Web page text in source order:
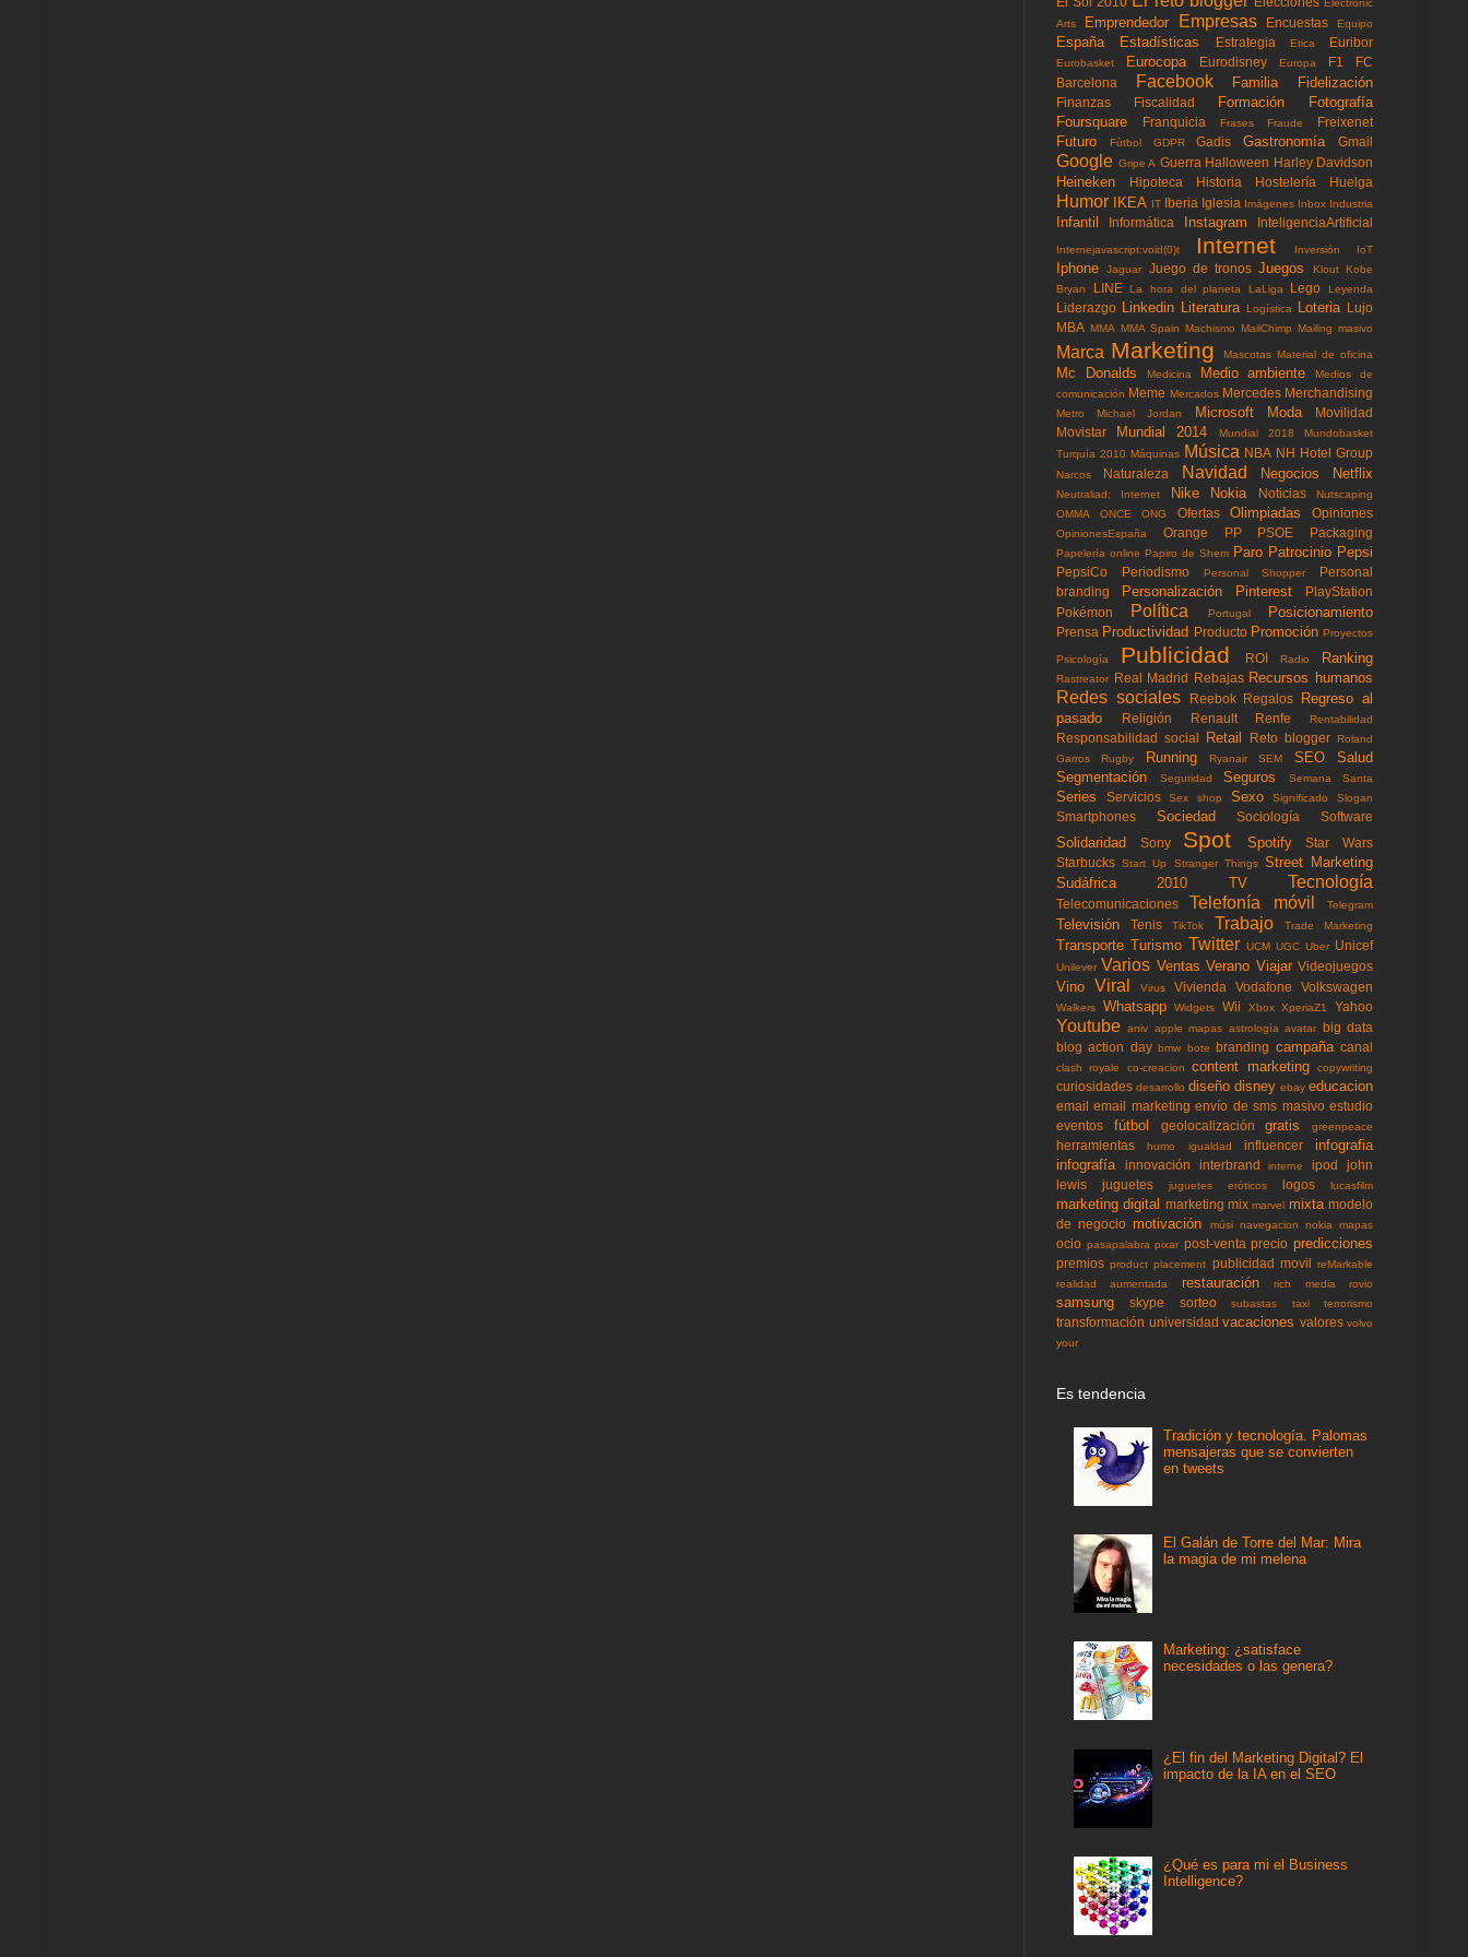
Electronic
Arts
Emprendedor Empresas Encuestas Equipo
España Estadísticas Estrategia Etica Euribor
Eurobasket Eurocopa Eurodisney Europa F1
FC
Barcelona
Facebook Familia Fidelización
Finanzas Fiscalidad Formación
Fotografía
Foursquare
Franquicia Frases Fraude Freixenet
Futuro Fùtbol GDPR Gadis Gastronomía Gmail
Google Gripe A Guerra Halloween Harley Davidson
Heineken Hipoteca Historia Hostelería Huelga
Humor IKEA IT Iberia Iglesia Imágenes Inbox Industria
Infantil Informática Instagram InteligenciaArtificial
Internejavascript:void(0)t Internet Inversión IoT
Iphone Jaguar Juego de tronos Juegos Klout Kobe
Bryan
LINE La hora del planeta LaLiga Lego Leyenda
Liderazgo Linkedin Literatura Logística Loteria Lujo
MBA MMA MMA Spain Machismo MailChimp Mailing masivo
Marca Marketing Mascotas Material de oficina
Mc Donalds Medicina Medio ambiente
Medios de
comunicación Meme Mercados Mercedes Merchandising
Metro Michael Jordan Microsoft Moda
Movilidad
Movistar
Mundial 2014 Mundial 2018
Mundobasket
Turquía 2010 Máquinas Música NBA NH Hotel Group
Narcos Naturaleza Navidad Negocios Netflix
Neutraliad; Internet Nike Nokia Noticias
Nutscaping
OMMA
ONCE ONG Ofertas Olimpiadas Opiniones
OpinionesEspaña Orange PP PSOE Packaging
Papelería online Papiro de Shem Paro Patrocinio Pepsi
PepsiCo Periodismo Personal Shopper
Personal
branding
Personalización Pinterest
PlayStation
Pokémon
Política Portugal Posicionamiento
Prensa Productividad Producto Promoción Proyectos
Psicología Publicidad ROI Radio Ranking
Rastreator Real Madrid Rebajas Recursos humanos
Redes sociales Reebok Regalos
Regreso al
pasado
Religión Renault Renfe Rentabilidad
Responsabilidad social Retail Reto blogger Roland
Garros
Rugby Running Ryanair SEM SEO
Salud
Segmentación
Seguridad Seguros Semana Santa
Series Servicios Sex shop Sexo Significado Slogan
Smartphones Sociedad Sociología Software
Solidaridad Sony Spot Spotify
Star Wars
Starbucks Start Up Stranger Things Street Marketing
Sudáfrica 2010
TV Tecnología
Telecomunicaciones Telefonía móvil Telegram
Televisión Tenis TikTok Trabajo Trade Marketing
Transporte Turismo Twitter UCM UGC Uber Unicef
Unilever Varios Ventas Verano Viajar Videojuegos
Vino Viral Virus Vivienda Vodafone Volkswagen
Walkers Whatsapp Widgets Wii Xbox XperiaZ1 Yahoo
Youtube aniv apple mapas astrología avatar big data
blog action day bmw bote branding campaña canal
clash royale co-creacion content marketing copywriting
curiosidades desarrollo diseño disney ebay educacion
email email marketing envío de sms masivo estudio
eventos
fútbol geolocalización gratis greenpeace
herramientas humo igualdad influencer
infografia
infografía
innovación interbrand interne ipod
john
lewis
juguetes juguetes eróticos logos lucasfilm
marketing digital marketing mix marvel mixta modelo
de negocio motivación músi navegacion nokia mapas
ocio pasapalabra pixar post-venta precio predicciones
premios product placement publicidad movil reMarkable
realidad aumentada
restauración rich media rovio
samsung skype sorteo subastas taxi terrorismo
transformación universidad vacaciones valores volvo
your
Es tendencia
Tradición y tecnología. Palomas
mensajeras que se convierten
en tweets
El Galán de Torre del Mar: Mira
la magia de mi melena
Marketing: ¿satisface
necesidades o las genera?
¿El fin del Marketing Digital? El
impacto de la IA en el SEO
¿Qué es para mi el Business
Intelligence?